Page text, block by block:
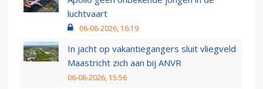
luchtvaart
06-08-2026, 16:19
In jacht op vakantiegangers sluit vliegveld
Maastricht zich aan bij ANVR
06-08-2026, 15:56